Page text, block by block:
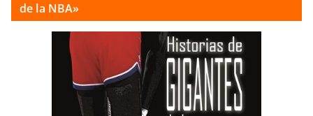
de la NBA»